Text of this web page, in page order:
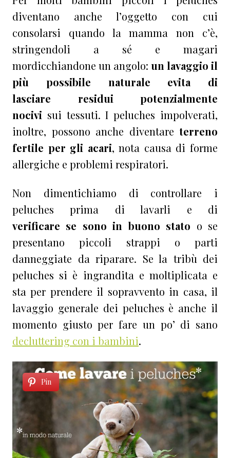
diventano anche l’oggetto con cui
consolarsi quando la mamma non c’è,
stringendoli a sé e magari
mordicchiandone un angolo: un lavaggio il
più possibile naturale evita di
lasciare residui potenzialmente
nocivi sui tessuti. I peluches impolverati,
inoltre, possono anche diventare terreno
fertile per gli acari, nota causa di forme
allergiche e problemi respiratori.
Non dimentichiamo di controllare i
peluches prima di lavarli e di
verificare se sono in buono stato o se
presentano piccoli strappi o parti
danneggiate da riparare. Se la tribù dei
peluches si è ingrandita e moltiplicata e
sta per prendere il sopravvento in casa, il
lavaggio generale dei peluches è anche il
momento giusto per fare un po’ di sano
decluttering con i bambini.
Pin